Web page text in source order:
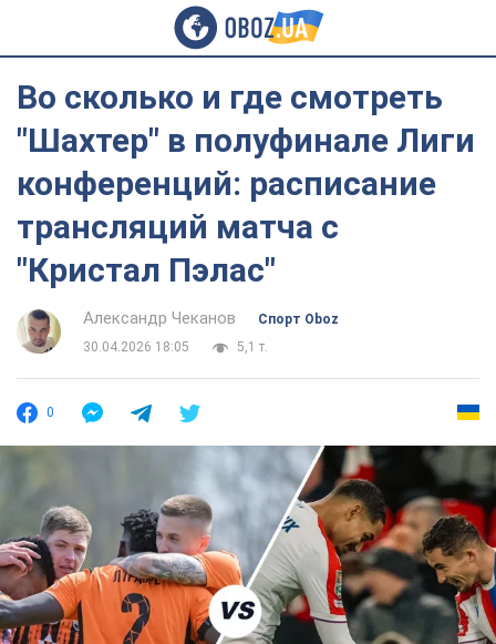
Во сколько и где смотреть
"Шахтер" в полуфинале Лиги
конференций: расписание
трансляций матча с
"Кристал Пэлас"
Александр Чеканов
Спорт Oboz
30.04.2026 18:05
5,1 т.
0